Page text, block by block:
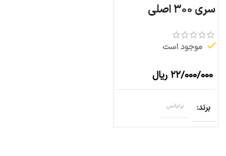
سری ۳۰۰ اصلی
موجود است
۲۲/۰۰۰/۰۰۰ ریال
برند برلیانس